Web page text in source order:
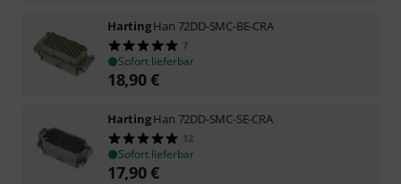
HartingHan 72DD-SMC-BE-CRA
7
Sofort lieferbar
18,90€
HartingHan 72DD-SMC-SE-CRA
12
Sofort lieferbar
17,90€